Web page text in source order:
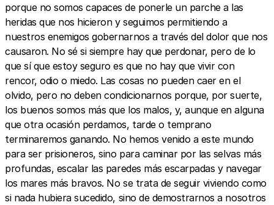
porque no somos capaces de ponerle un parche a las
heridas que nos hicieron y seguimos permitiendo a
nuestros enemigos gobernarnos a través del dolor que nos
causaron. No sé si siempre hay que perdonar, pero de lo
que sí que estoy seguro es que no hay que vivir con
rencor, odio o miedo. Las cosas no pueden caer en el
olvido, pero no deben condicionarnos porque, por suerte,
los buenos somos más que los malos, y, aunque en alguna
que otra ocasión perdamos, tarde o temprano
terminaremos ganando. No hemos venido a este mundo
para ser prisioneros, sino para caminar por las selvas más
profundas, escalar las paredes más escarpadas y navegar
los mares más bravos. No se trata de seguir viviendo como
si nada hubiera sucedido, sino de demostrarnos a nosotros